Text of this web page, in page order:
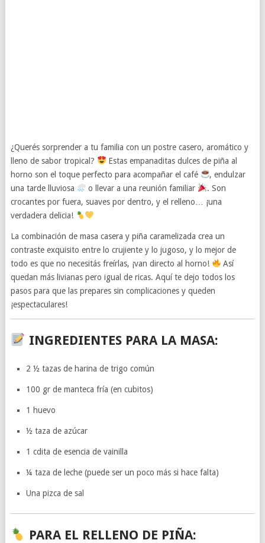
¿Querés sorprender a tu familia con un postre casero, aromático y
lleno de sabor tropical?
Estas empanaditas dulces de piña al
horno son el toque perfecto para acompañar el café
, endulzar
una tarde lluviosa
o llevar a una reunión familiar
. Son
crocantes por fuera, suaves por dentro, y el relleno… ¡una
verdadera delicia!
La combinación de masa casera y piña caramelizada crea un
contraste exquisito entre lo crujiente y lo jugoso, y lo mejor de
todo es que no necesitás freírlas, ¡van directo al horno!
Así
quedan más livianas pero igual de ricas. Aquí te dejo todos los
pasos para que las prepares sin complicaciones y queden
¡espectaculares!
INGREDIENTES PARA LA MASA:
2 ½ tazas de harina de trigo común
100 gr de manteca fría (en cubitos)
1 huevo
½ taza de azúcar
1 cdita de esencia de vainilla
¼ taza de leche (puede ser un poco más si hace falta)
Una pizca de sal
PARA EL RELLENO DE PIÑA: